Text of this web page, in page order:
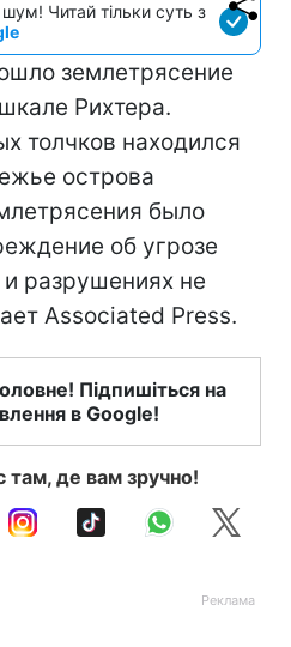
Читай тільки суть з
землетрясение
Рихтера.
толчков находился
острова
было
об угрозе
разрушениях не
Associated Press.
Підпишіться на
в Google!
там, де вам зручно!